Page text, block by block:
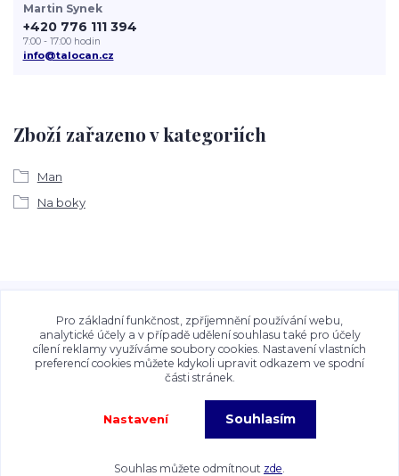
Zboží zařazeno v kategoriích
Man
Na boky
Martin Synek
+420 776 111 394
7:00 - 17:00 hodin
info@talocan.cz
obsah zveřejněný na stránkách Talocan.cz a
CeskeSamolepky.cz jsou chráněny autorským právem. Jejich
použití bez předchozího písemného souhlasu provozovatele
je zakázáno.
Pro základní funkčnost, zpříjemnění používání webu,
analytické účely a v případě udělení souhlasu také pro účely
cílení reklamy využíváme soubory cookies. Nastavení vlastních
preferencí cookies můžete kdykoli upravit odkazem ve spodní
části stránek.
Nastavení Souhlasím
Souhlas můžete odmítnout zde